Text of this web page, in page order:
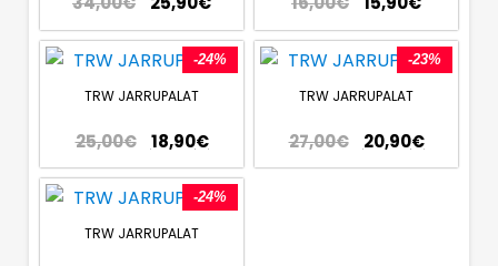
-24%
TRW JARRUPALAT
25,00€ 18,90€
-23%
TRW JARRUPALAT
27,00€ 20,90€
-24%
TRW JARRUPALAT